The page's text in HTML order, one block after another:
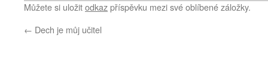
Můžete si uložitodkazpříspěvku mezi své oblíbené záložky.
← Dech je můj učitel